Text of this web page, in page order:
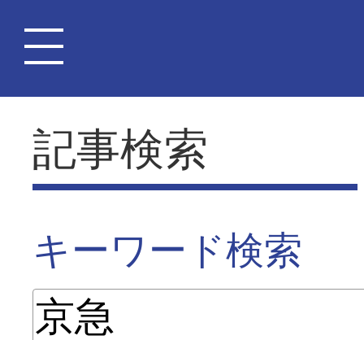
記事検索
キーワード検索